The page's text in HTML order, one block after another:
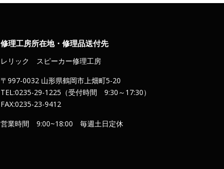
修理工房所在地・修理品送付先
レリック スピーカー修理工房
〒997-0032 山形県鶴岡市上畑町5-20
TEL:0235-29-1225（受付時間 9:30～17:30）
FAX:0235-23-9412
営業時間 9:00~18:00 毎週土日定休